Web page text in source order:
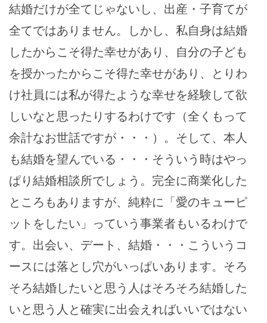
結婚だけが全てじゃないし、出産・子育てが
全てではありません。しかし、私自身は結婚
したからこそ得た幸せがあり、自分の子ども
を授かったからこそ得た幸せがあり、とりわ
け社員には私が得たような幸せを経験して欲
しいなと思ったりするわけです（全くもって
余計なお世話ですが・・・）。そして、本人
も結婚を望んでいる・・・そういう時はやっ
ぱり結婚相談所でしょう。完全に商業化した
ところもありますが、純粋に「愛のキューピ
ットをしたい」っていう事業者もいるわけで
す。出会い、デート、結婚・・・こういうコ
ースには落とし穴がいっぱいあります。そろ
そろ結婚したいと思う人はそろそろ結婚した
いと思う人と確実に出会えればいいではない